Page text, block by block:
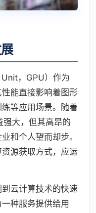
，GPU）作为
能直接影响着图形
等应用场景。随着
大，但其高昂的
和个人望而却步。
源获取方式，应运
云计算技术的快速
种服务提供给用